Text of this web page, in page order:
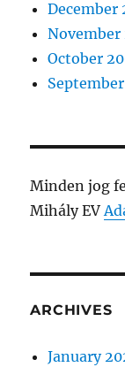
December
November
October
Minden jog
Mihály EV
ARCHIVES
January